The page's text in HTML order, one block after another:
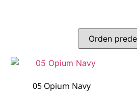
05 Opium Navy